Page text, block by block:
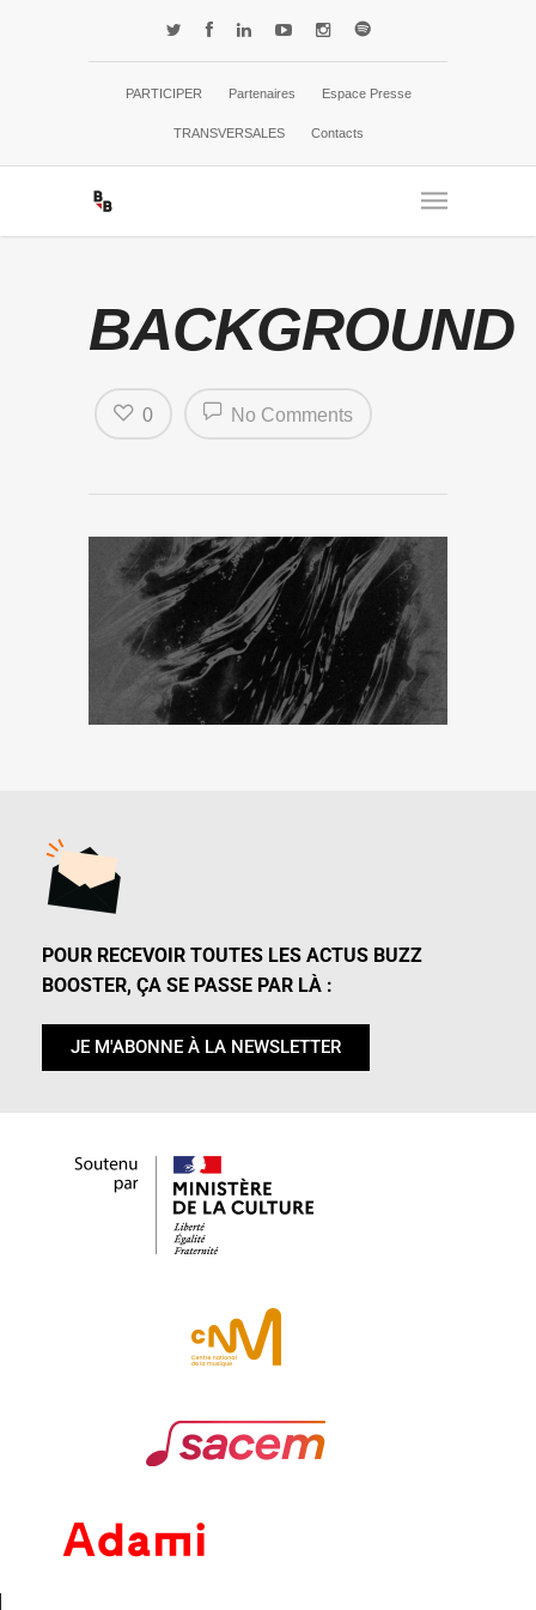
PARTICIPER Partenaires Espace Presse
TRANSVERSALES Contacts
BACKGROUND
No Comments
0
POUR RECEVOIR TOUTES LES ACTUS BUZZ
BOOSTER, ÇA SE PASSE PAR LÀ :
JE M'ABONNE À LA NEWSLETTER